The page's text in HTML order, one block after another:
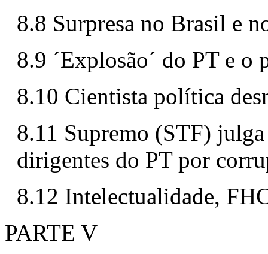
8.8 Surpresa no Brasil e
8.9 ´Explosão´ do PT e o
8.10 Cientista política
8.11 Supremo (STF)
dirigentes do PT por
8.12 Intelectualidade,
PARTE V